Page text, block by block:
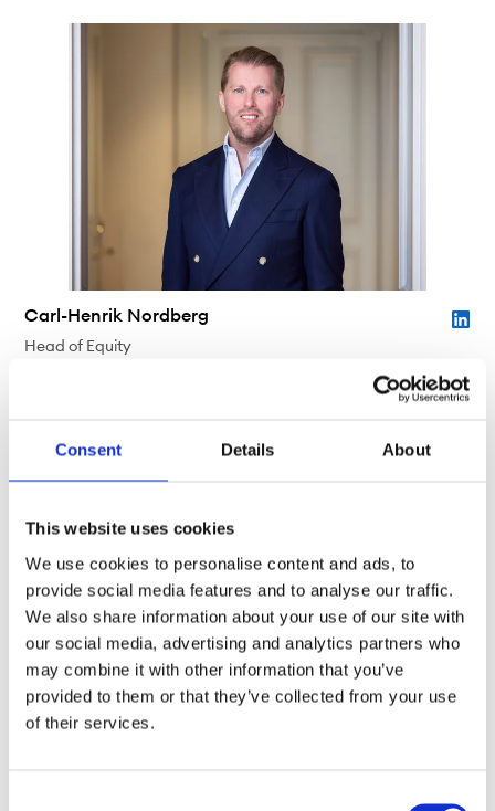
Consent Details About
This website uses cookies
We use cookies to personalise content and ads, to
provide social media features and to analyse our traffic.
We also share information about your use of our site with
our social media, advertising and analytics partners who
may combine it with other information that you’ve
provided to them or that they’ve collected from your use
of their services.
Carl-Henrik Nordberg
Head of Equity